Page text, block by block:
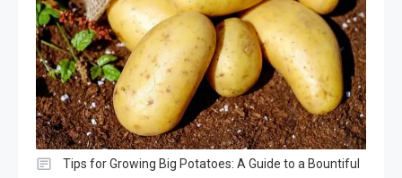
Tips for Growing Big Potatoes: A Guide to a Bountiful